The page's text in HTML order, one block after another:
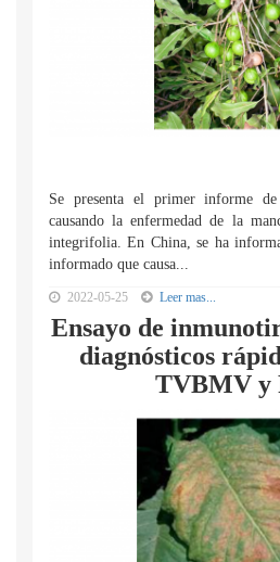
Se presenta el primer informe de
causando la enfermedad de la
integrifolia. En China, se ha
informado que causa...
2022-05-25 Leer mas...
Ensayo de
diagnósticos
TVBMV y